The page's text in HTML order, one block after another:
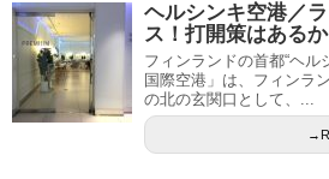
ヘルシンキ空港／
ス！打開策はあるか
フィンランドの首都“ヘル
国際空港」は、フィンラ
の北の玄関口として、...